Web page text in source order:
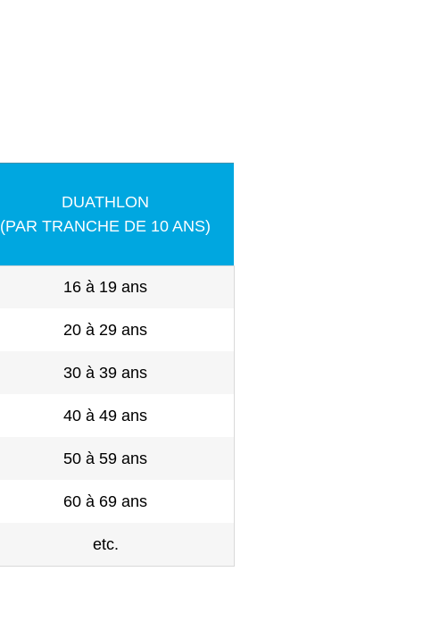
DUATHLON
(PAR TRANCHE DE 10 ANS)
16 à 19 ans
20 à 29 ans
30 à 39 ans
40 à 49 ans
50 à 59 ans
60 à 69 ans
etc.